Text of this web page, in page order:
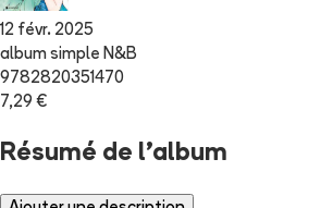
12 févr. 2025
album simple N&B
9782820351470
7,29 €
Résumé de l'album